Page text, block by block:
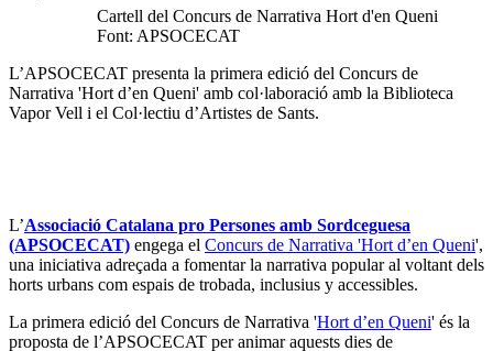
Cartell del Concurs de Narrativa Hort d'en Queni
Font: APSOCECAT
L’APSOCECAT presenta la primera edició del Concurs de
Narrativa 'Hort d’en Queni' amb col·laboració amb la Biblioteca
Vapor Vell i el Col·lectiu d’Artistes de Sants.
L’Associació Catalana pro Persones amb Sordceguesa
(APSOCECAT) engega el Concurs de Narrativa 'Hort d’en Queni',
una iniciativa adreçada a fomentar la narrativa popular al voltant dels
horts urbans com espais de trobada, inclusius y accessibles.
La primera edició del Concurs de Narrativa 'Hort d’en Queni' és la
proposta de l’APSOCECAT per animar aquests dies de